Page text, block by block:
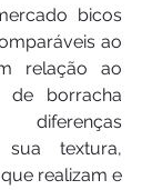
bicos
ao
relação ao
de borracha
sua textura,
realizam e